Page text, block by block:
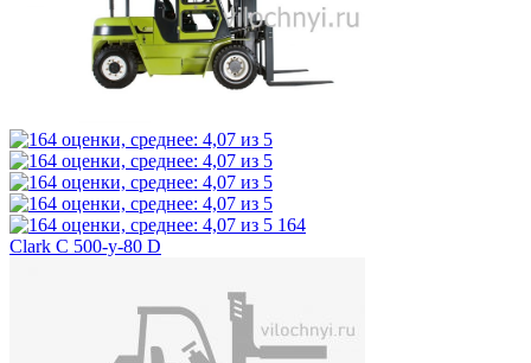
164
Clark C 500-y-80 D